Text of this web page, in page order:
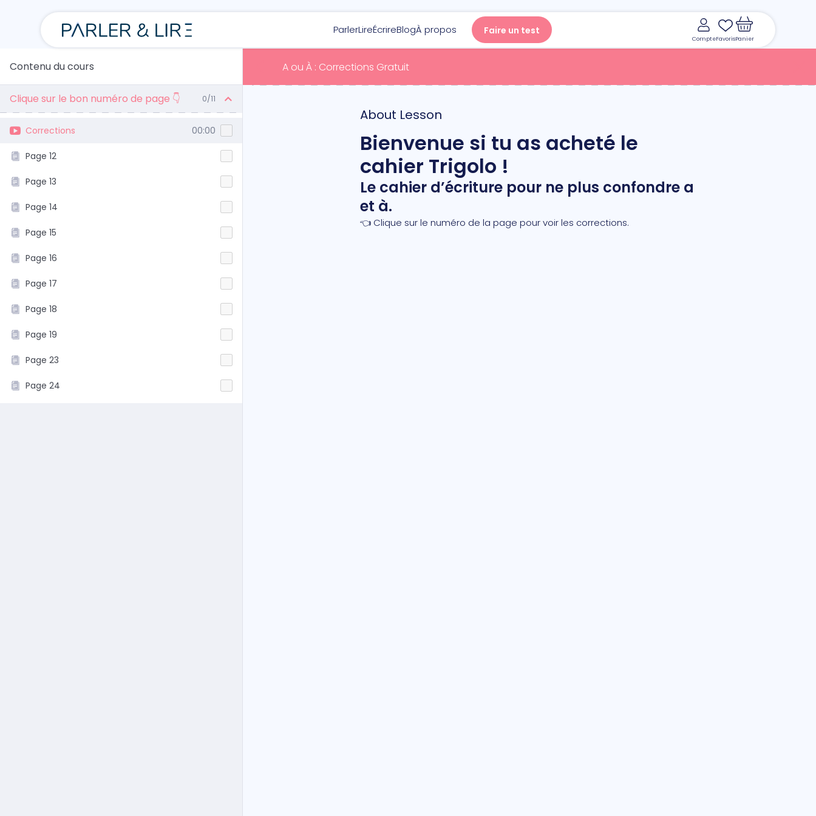
ParlerLireÉcrireBlogÀ propos Faire un test
CompteFavorisPanier
Parler
Écrire
Blog
Contenu du cours
Clique sur le bon numéro de page 👇 0/11
Corrections 00:00
Page 12
Page 13
Page 14
Page 15
Page 16
Page 17
Page 18
Page 19
Page 23
Page 24
A ou À : Corrections Gratuit
About Lesson
Bienvenue si tu as acheté le
cahier Trigolo !
Le cahier d’écriture pour ne plus confondre a
et à.
👈 Clique sur le numéro de la page pour voir les corrections.